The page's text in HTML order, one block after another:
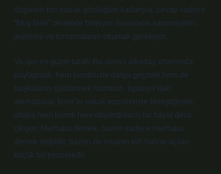
düşünen biri olarak gördüğüm kadarıyla, cevap sadece
“Muy bien” demekle bitmiyor. İnsanların samimiyetini,
jestlerini ve tonlamalarını okumak gerekiyor.
Ve işin en güzel tarafı: Bu süreci arkadaş ortamında
paylaşmak, hem kendinizle dalga geçmek hem de
başkalarını güldürmek mümkün. İspanya’daki
merhabalar, İzmir’in sokak espirileriyle birleştiğinde,
ortaya hem komik hem düşündürücü bir hayat dersi
çıkıyor: Merhaba demek, bazen sadece merhaba
demek değildir, bazen de insanın ruh haline açılan
küçük bir penceredir.